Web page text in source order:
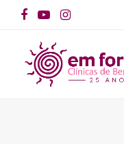
Facebook
YouTubeInstagram